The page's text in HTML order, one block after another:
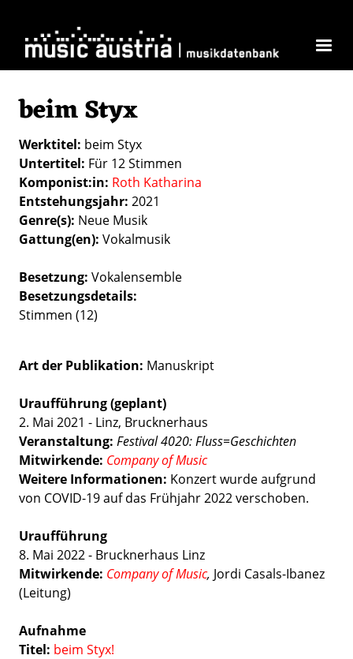
beim Styx
Werktitel beim Styx
Untertitel Für 12 Stimmen
Komponist:in Roth Katharina
Entstehungsjahr 2021
Genre(s) Neue Musik
Gattung(en) Vokalmusik
Besetzung Vokalensemble
Besetzungsdetails
Stimmen (12)
Art der Publikation Manuskript
Uraufführung (geplant)
2. Mai 2021 - Linz, Brucknerhaus
Veranstaltung: Festival 4020: Fluss=Geschichten
Mitwirkende: Company of Music
Weitere Informationen: Konzert wurde aufgrund
von COVID-19 auf das Frühjahr 2022 verschoben.
Uraufführung
8. Mai 2022 - Brucknerhaus Linz
Mitwirkende: Company of Music, Jordi Casals-Ibanez
(Leitung)
Aufnahme
Titel: beim Styx!